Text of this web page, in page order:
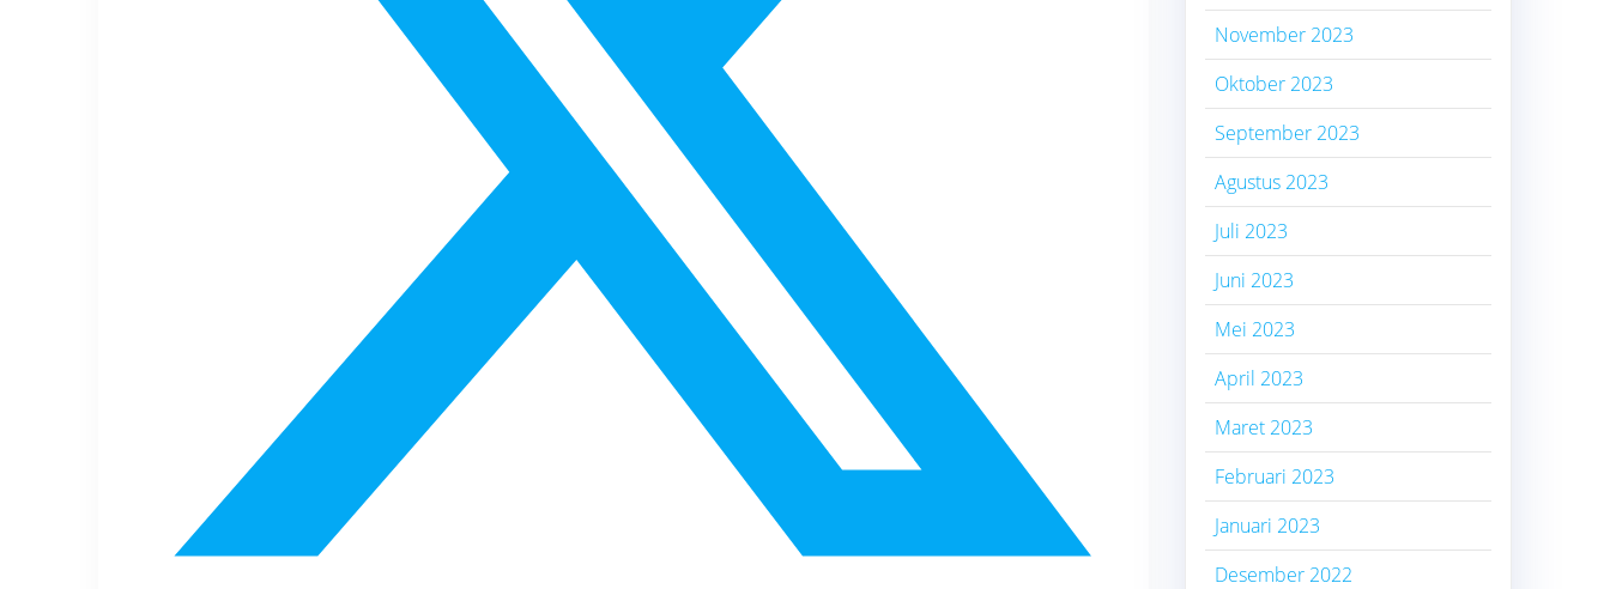
November 2023
Oktober 2023
September 2023
Agustus 2023
Juli 2023
Juni 2023
Mei 2023
April 2023
Maret 2023
Februari 2023
Januari 2023
Desember 2022